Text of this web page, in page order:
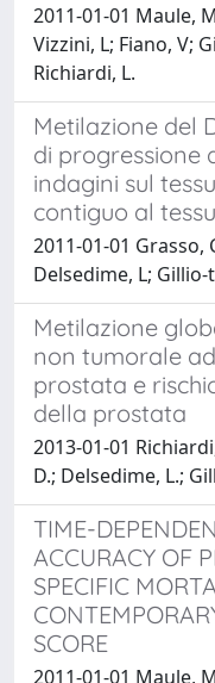
2011-01-01 Maule,
Vizzini, L; Fiano, V;
Richiardi, L.
Metilazione del
di progressione
indagini sul
contiguo al
2011-01-01 Grasso,
Delsedime, L;
Metilazione
non tumorale
prostata e
della prostata
2013-01-01
D.; Delsedime, L.;
TIME-
ACCURACY OF
SPECIFIC
SCORE
2011-01-01 Maule,